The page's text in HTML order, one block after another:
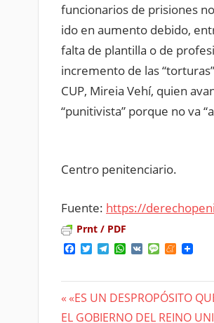
funcionarios de prisiones
ido en aumento debido,
falta de plantilla o de
incremento de las
CUP, Mireia Vehí, quien
“punitivista” porque no va
Centro penitenciario.
Fuente: https://
Prnt / PDF
Facebook
TwitterTelegram
WhatsApp
VK Message
Navegación
Previous
Post:
«ES UN DESPROPÓSITO
Next
EL GOBIERNO DEL REINO